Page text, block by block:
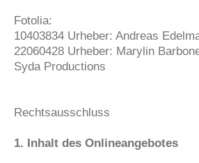
Fotolia:
10403834 Urheber: Andreas
22060428 Urheber: Marylin
Syda Productions
Rechtsausschluss
1. Inhalt des Onlineangebotes